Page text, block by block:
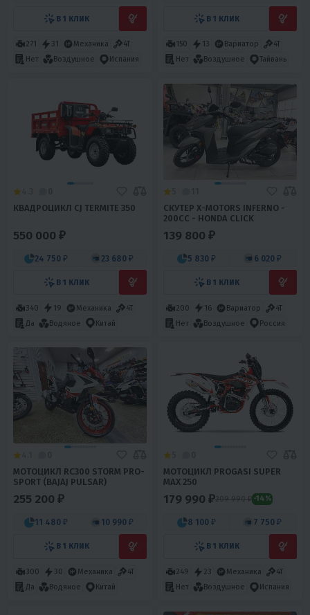
В 1 КЛИК
271 31 Механика
4T
Нет
Воздушное Испания
В 1 КЛИК
150 13 Вариатор
4T
Нет
Воздушное Тайвань
КВАДРОЦИКЛ CJ TERMITE 350
550 000 ₽
24 750 ₽ 23 680 ₽
В 1 КЛИК
340 19 Механика
4T
Да
Водяное Китай
СКУТЕР X-MOTORS INFERNO -
200CC - HONDA CLICK
139 800 ₽
5 830 ₽ 6 020 ₽
В 1 КЛИК
200 16 Вариатор
4T
Нет
Воздушное Россия
МОТОЦИКЛ RC300 STORM PRO-
SPORT (BAJAJ PULSAR)
255 200 ₽
11 480 ₽ 10 990 ₽
В 1 КЛИК
300 30 Механика
4T
Да
Водяное Китай
МОТОЦИКЛ PROGASI SUPER
MAX 250
179 990 ₽209 990 ₽ -14%
8 100 ₽ 7 750 ₽
В 1 КЛИК
249 23 Механика
4T
Нет
Воздушное Испания